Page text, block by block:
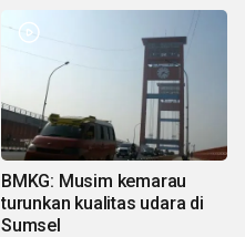
BMKG: Musim kemarau
turunkan kualitas udara di
Sumsel